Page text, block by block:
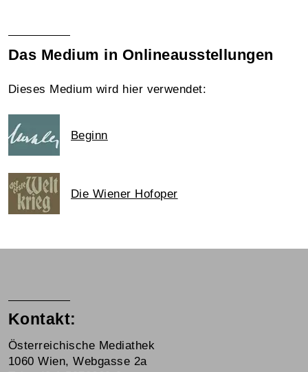
Das Medium in Onlineausstellungen
Dieses Medium wird hier verwendet:
Beginn
Die Wiener Hofoper
Kontakt:
Österreichische Mediathek
1060 Wien, Webgasse 2a